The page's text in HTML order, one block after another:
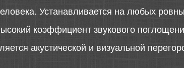
Устанавливается на любых
коэффициент звукового
акустической и визуальной